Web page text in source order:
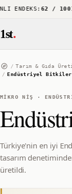
ENDEKS:62 / 100
1st.
/ Tarım & Gıda
/ Endüstriyel Bitkiler
MIKRO NIŞ ·
Türkiye'nin en iyi
tasarım
üretildi.